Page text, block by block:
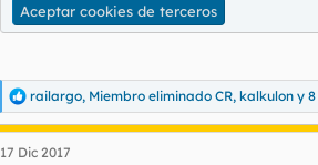
Aceptar cookies de terceros
R
e
a
c
railargo, Miembro eliminado CR, kalkulon y
17 Dic 2017